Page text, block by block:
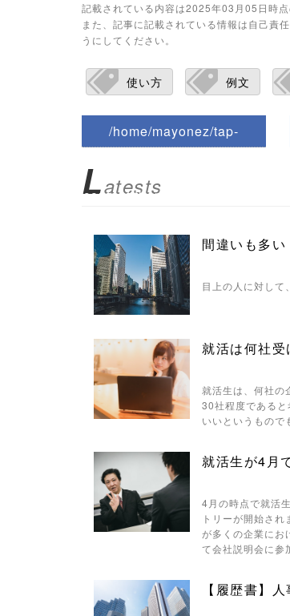
記載されている内容は2025年03月05日時
また、記事に記載されている情報は自己責
うにしてください。
使い方 例文
/home/mayonez/tap-
content/themes/tapbiz_them
line10
/1026745"
ref, 'Gwindow', 'width=550,
height=450, menubar=no,
toolbar=no, scrollbars=yes');
return false;"> シェア
Latests
間違いも多
目上の人に対して
就活は何社
就活生は、何社の
30社程度である
いいというもので
就活生が4月
4月の時点で就活
トリーが開始さ
が多くの企業にお
て会社説明会に参
【履歴書】